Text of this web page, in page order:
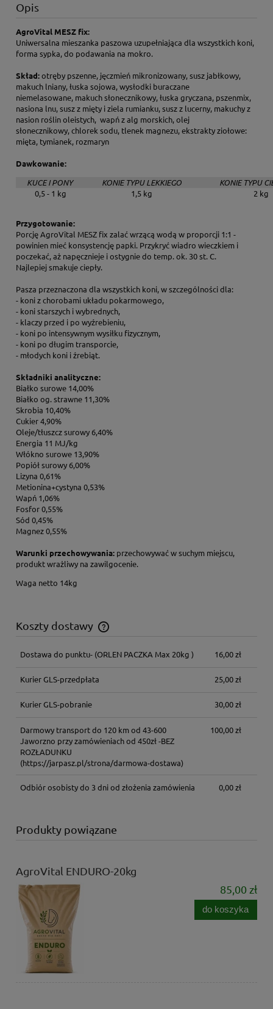
Opis
AgroVital MESZ fix:
Uniwersalna mieszanka paszowa uzupełniająca dla wszystkich koni,
forma sypka, do podawania na mokro.
Skład:otręby pszenne, jęczmień mikronizowany, susz jabłkowy,
makuch lniany, łuska sojowa, wysłodki buraczane
niemelasowane, makuch słonecznikowy, łuska gryczana, pszenmix,
nasiona lnu, susz z mięty i ziela rumianku, susz z lucerny, makuchy z
nasion roślin oleistych, wapń z alg morskich, olej
słonecznikowy, chlorek sodu, tlenek magnezu, ekstrakty ziołowe:
mięta, tymianek, rozmaryn
Dawkowanie:
KUCE I PONY KONIE TYPU LEKKIEGO KONIE TYPU
0,5 - 1 kg 1,5 kg 2 kg
Przygotowanie:
Porcję AgroVital MESZ fix zalać wrzącą wodą w proporcji 1:1 -
powinien mieć konsystencję papki. Przykryć wiadro wieczkiem i
poczekać, aż napęcznieje i ostygnie do temp. ok. 30 st. C.
Najlepiej smakuje ciepły.
Pasza przeznaczona dla wszystkich koni, w szczególności dla:
- koni z chorobami układu pokarmowego,
- koni starszych i wybrednych,
- klaczy przed i po wyźrebieniu,
- koni po intensywnym wysiłku fizycznym,
- koni po długim transporcie,
- młodych koni i źrebiąt.
Składniki analityczne:
Białko surowe 14,00%
Białko og. strawne 11,30%
Skrobia 10,40%
Cukier 4,90%
Oleje/tłuszcz surowy 6,40%
Energia 11 MJ/kg
Włókno surowe 13,90%
Popiół surowy 6,00%
Lizyna 0,61%
Metionina+cystyna 0,53%
Wapń 1,06%
Fosfor 0,55%
Sód 0,45%
Magnez 0,55%
Warunki przechowywania: przechowywać w suchym miejscu,
produkt wrażliwy na zawilgocenie.
Waga netto 14kg
Koszty dostawy
Cena nie zawiera ewentualnych kosztów płatności
Dostawa do punktu-(ORLEN PACZKA Max 20kg ) 16,00 zł
Kurier GLS-przedpłata 25,00 zł
Kurier GLS-pobranie 30,00 zł
Darmowy transport do 120 km od 43-600
Jaworzno przy zamówieniach od 450zł -BEZ
ROZŁADUNKU
(https://jarpasz.pl/strona/darmowa-dostawa)
100,00 zł
Odbiór osobisty do 3 dni od złożenia zamówienia 0,00 zł
Produkty powiązane
AgroVital ENDURO-20kg
85,00 zł
do koszyka